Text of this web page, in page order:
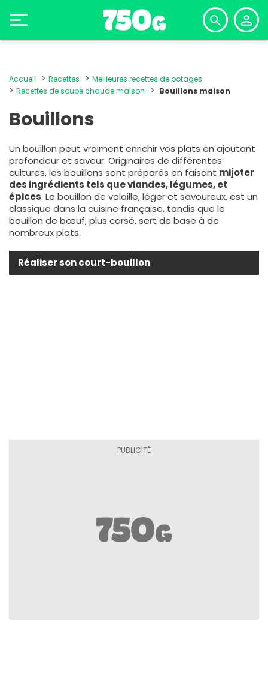
Accueil Recettes
Meilleures recettes de potages
Recettes de soupe chaude maison
Bouillons maison
Bouillons
Un bouillon peut vraiment enrichir vos plats en ajoutant
profondeur et saveur. Originaires de différentes
cultures, les bouillons sont préparés en faisant mijoter
des ingrédients tels que viandes, légumes, et
épices. Le bouillon de volaille, léger et savoureux, est un
classique dans la cuisine française, tandis que le
bouillon de bœuf, plus corsé, sert de base à de
nombreux plats.
Réaliser son court-bouillon